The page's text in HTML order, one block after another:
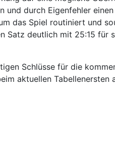
durch Eigenfehler
das Spiel routiniert und
Satz deutlich mit 25:15 für
Schlüsse für die
aktuellen Tabellenersten